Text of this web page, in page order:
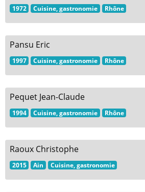
1972 Cuisine, gastronomie Rhône
Pansu Eric
1997 Cuisine, gastronomie Rhône
Pequet Jean-Claude
1994 Cuisine, gastronomie Rhône
Raoux Christophe
2015 Ain Cuisine, gastronomie